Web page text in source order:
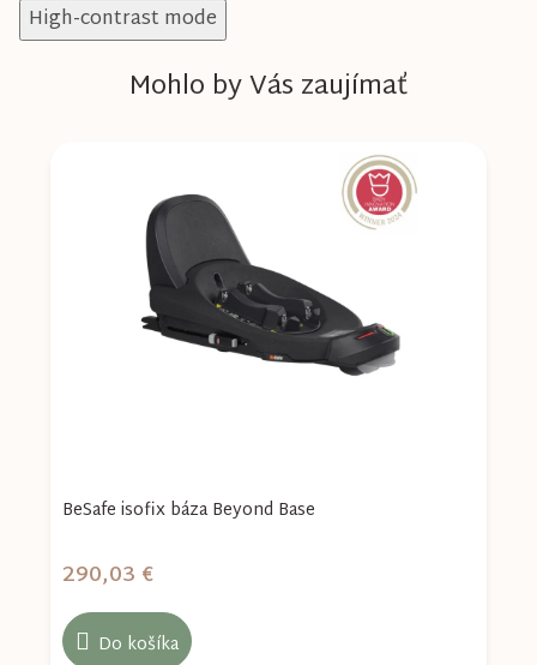
High-contrast mode
Mohlo by Vás zaujímať
BeSafe isofix báza Beyond Base
290,03 €
Do košíka